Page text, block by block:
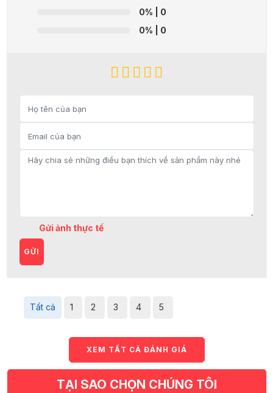
0% | 0
0% | 0
Gửi ảnh thực tế
GỬI
Tất cả 1 2 3 4 5
XEM TẤT CẢ ĐÁNH GIÁ
TẠI SAO CHỌN CHÚNG TÔI